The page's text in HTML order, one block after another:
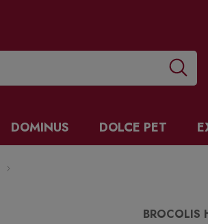
DOMINUS DOLCE PET
BROCOLIS